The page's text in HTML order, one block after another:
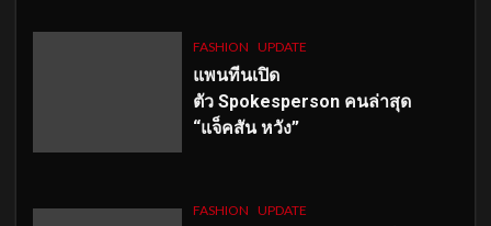
FASHION UPDATE
แพนทีนเปิด
ตัว Spokesperson คนล่าสุด
“แจ็คสัน หวัง”
FASHION UPDATE